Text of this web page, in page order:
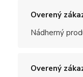
Overený
Nádherný
Overený